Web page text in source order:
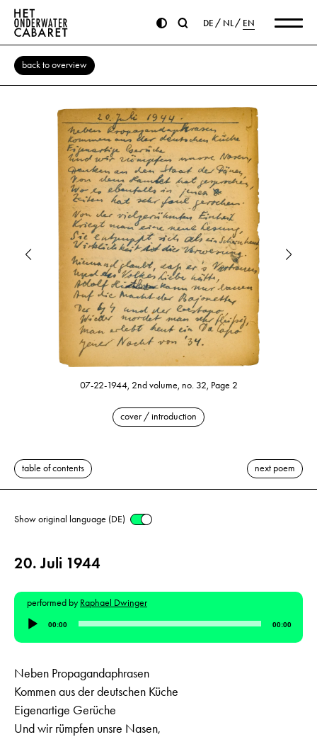
DE NL EN
back to overview
07-22-1944, 2nd volume, no. 32, Page 2
cover / introduction
table of contents next poem
Show original language (DE)
20. Juli 1944
performed byRaphael Dwinger
Audio
Player
00:00 00:00
Neben Propagandaphrasen
Kommen aus der deutschen Küche
Eigenartige Gerüche
Und wir rümpfen unsre Nasen,